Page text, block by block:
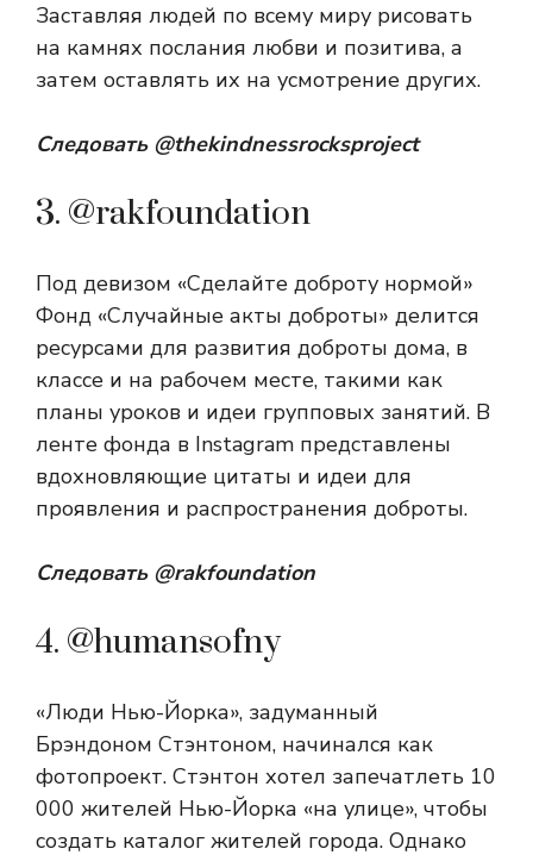
Заставляя людей по всему миру рисовать
на камнях послания любви и позитива, а
затем оставлять их на усмотрение других.
Следовать @thekindnessrocksproject
3. @rakfoundation
Под девизом «Сделайте доброту нормой»
Фонд «Случайные акты доброты» делится
ресурсами для развития доброты дома, в
классе и на рабочем месте, такими как
планы уроков и идеи групповых занятий. В
ленте фонда в Instagram представлены
вдохновляющие цитаты и идеи для
проявления и распространения доброты.
Следовать @rakfoundation
4. @humansofny
«Люди Нью-Йорка», задуманный
Брэндоном Стэнтоном, начинался как
фотопроект. Стэнтон хотел запечатлеть 10
000 жителей Нью-Йорка «на улице», чтобы
создать каталог жителей города. Однако